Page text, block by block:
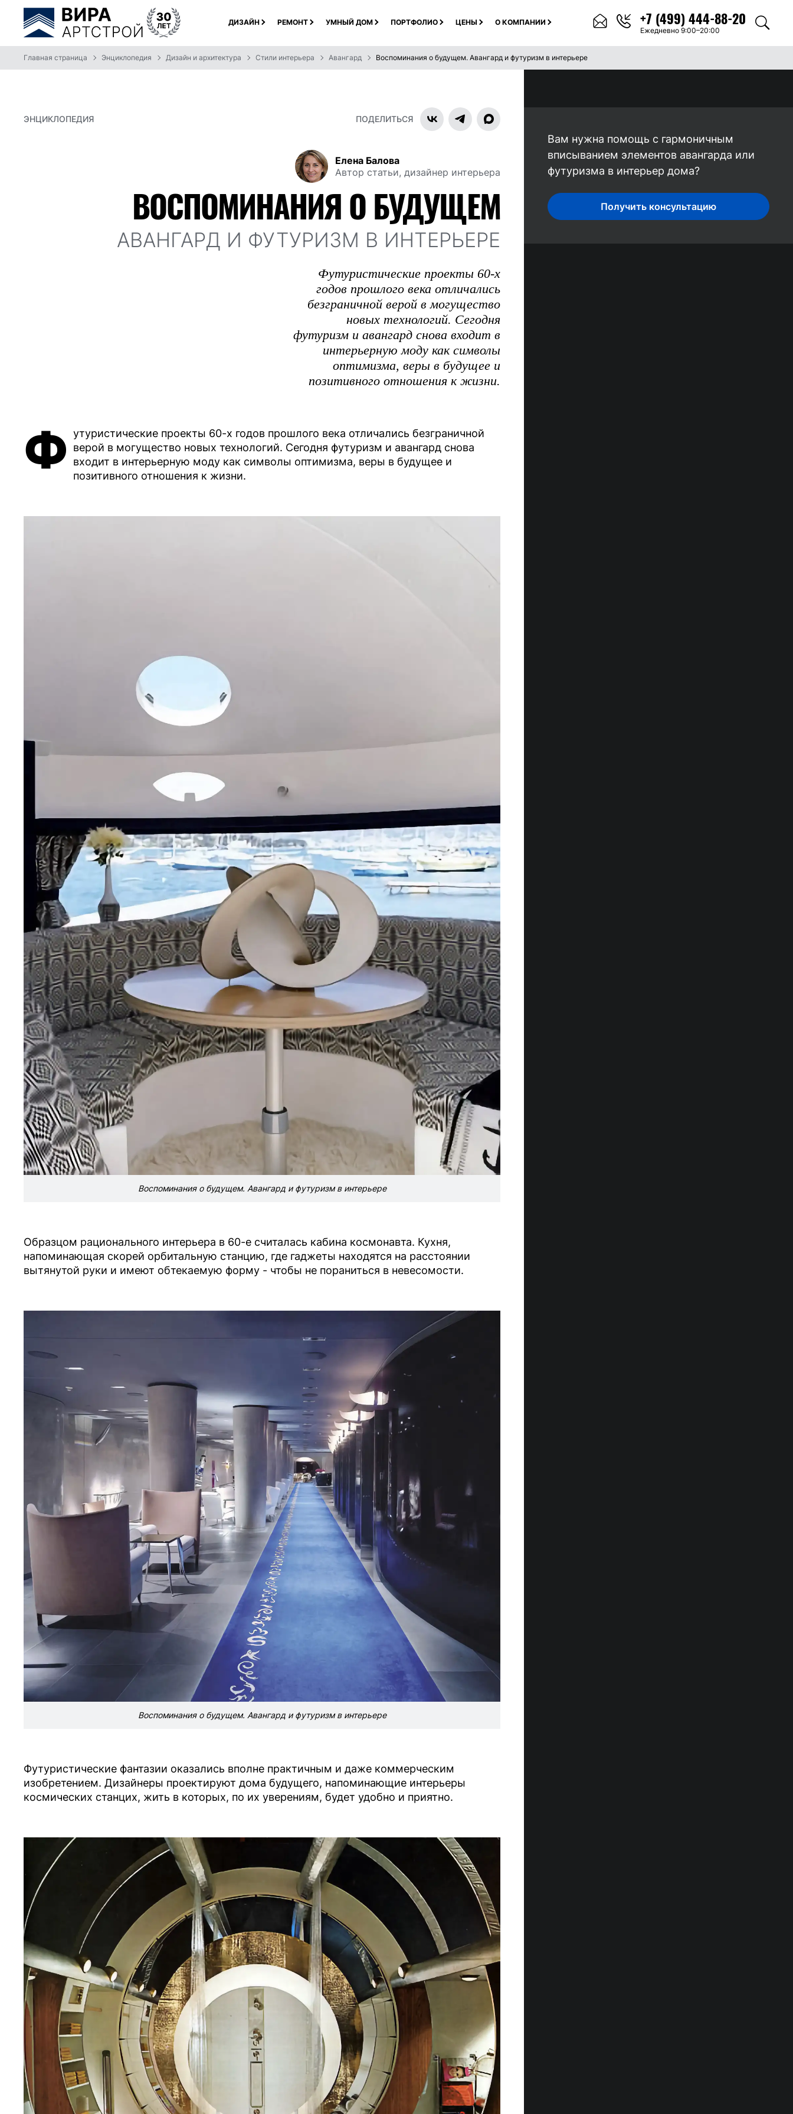
ДИЗАЙН РЕМОНТ УМНЫЙ ДОМ ПОРТФОЛИО ЦЕНЫ О КОМПАНИИ +7 (499) 444-88-20
Ежедневно 9:00–20:00
Главная страница Энциклопедия Дизайн и архитектура Стили интерьера Авангард Воспоминания о будущем. Авангард и футуризм в интерьере
ЭНЦИКЛОПЕДИЯ ПОДЕЛИТЬСЯ
Елена Балова
Автор статьи, дизайнер интерьера
ВОСПОМИНАНИЯ О БУДУЩЕМ
АВАНГАРД И ФУТУРИЗМ В ИНТЕРЬЕРЕ
Футуристические проекты 60-х
годов прошлого века отличались
безграничной верой в могущество
новых технологий. Сегодня
футуризм и авангард снова входит в
интерьерную моду как символы
оптимизма, веры в будущее и
позитивного отношения к жизни.
Ф утуристические проекты 60-х годов прошлого века отличались безграничной
верой в могущество новых технологий. Сегодня футуризм и авангард снова
входит в интерьерную моду как символы оптимизма, веры в будущее и
позитивного отношения к жизни.
Воспоминания о будущем. Авангард и футуризм в интерьере
Образцом рационального интерьера в 60-е считалась кабина космонавта. Кухня,
напоминающая скорей орбитальную станцию, где гаджеты находятся на расстоянии
вытянутой руки и имеют обтекаемую форму - чтобы не пораниться в невесомости.
Воспоминания о будущем. Авангард и футуризм в интерьере
Футуристические фантазии оказались вполне практичным и даже коммерческим
изобретением. Дизайнеры проектируют дома будущего, напоминающие интерьеры
космических станцих, жить в которых, по их уверениям, будет удобно и приятно.
Вам нужна помощь с гармоничным
вписыванием элементов авангарда или
футуризма в интерьер дома?
Получить консультацию